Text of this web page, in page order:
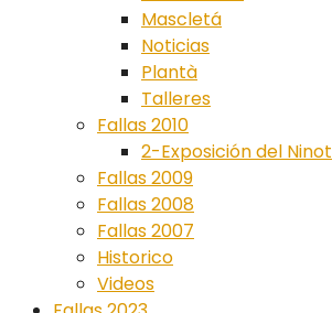
Mascletá
Noticias
Plantà
Talleres
Fallas 2010
2-Exposición del Ninot
Fallas 2009
Fallas 2008
Fallas 2007
Historico
Videos